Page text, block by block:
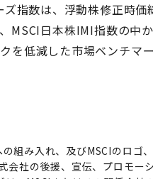
指数は、浮動株修正時
MSCI日本株IMI指数の中
を低減した市場ベンチマー
組み入れ、及びMSCIのロゴ
会社の後援、宣伝、プロモー